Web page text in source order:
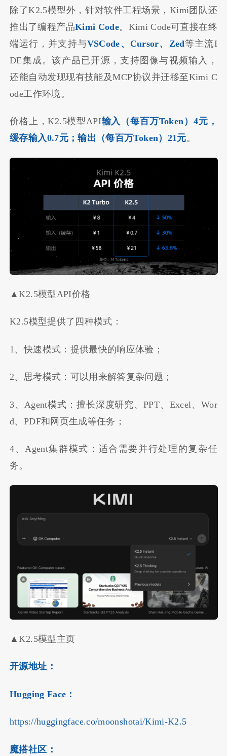
除了K2.5模型外，针对软件工程场景，Kimi团队还
推出了编程产品Kimi Code。Kimi Code可直接在终
端运行，并支持与VSCode、Cursor、Zed等主流I
DE集成。该产品已开源，支持图像与视频输入，
还能自动发现现有技能及MCP协议并迁移至Kimi C
ode工作环境。
价格上，K2.5模型API输入（每百万Token）4元，
缓存输入0.7元；输出（每百万Token）21元。
▲K2.5模型API价格
K2.5模型提供了四种模式：
1、快速模式：提供最快的响应体验；
2、思考模式：可以用来解答复杂问题；
3、Agent模式：擅长深度研究、PPT、Excel、Wor
d、PDF和网页生成等任务；
4、Agent集群模式：适合需要并行处理的复杂任
务。
▲K2.5模型主页
开源地址：
Hugging Face：
https://huggingface.co/moonshotai/Kimi-K2.5
魔搭社区：